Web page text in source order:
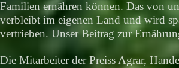
Familien ernähren können. Das von
verbleibt im eigenen Land und wird
vertrieben. Unser Beitrag zur
Die Mitarbeiter der Preiss Agrar,